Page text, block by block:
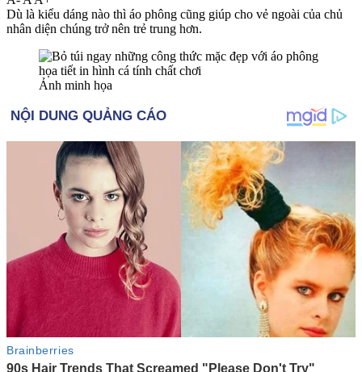
Dù là kiểu dáng nào thì áo phông cũng giúp cho vẻ ngoài của chủ
nhân diện chúng trở nên trẻ trung hơn.
Ảnh minh họa